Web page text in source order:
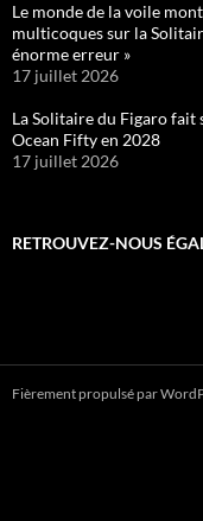
Le monde de la voile
multicoques sur la
énorme erreur »
17 juillet 2026
La Solitaire du Figaro fait
Ocean Fifty en 2028
17 juillet 2026
RETROUVEZ-NOUS
Fièrement propulsé par